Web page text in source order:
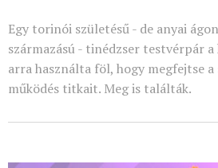
Egy torinói születésű - de anyai
származású - tinédzser testvérpár
arra használta föl, hogy megfejtse a
működés titkait. Meg is találták.